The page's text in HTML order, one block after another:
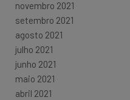
novembro 2021
setembro 2021
agosto 2021
julho 2021
junho 2021
maio 2021
abril 2021